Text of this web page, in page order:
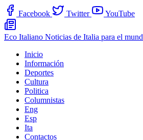
Facebook Twitter YouTube
Eco Italiano Noticias de Italia para el
Inicio
Información
Deportes
Cultura
Politica
Columnistas
Eng
Esp
Ita
Contactos